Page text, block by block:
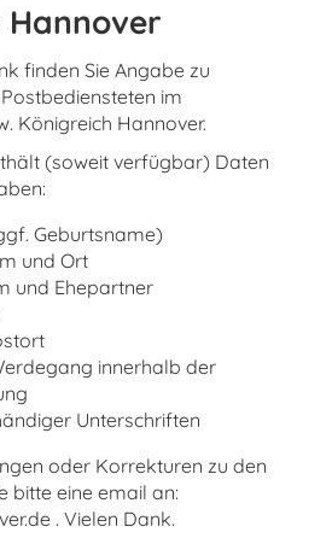
Hannover
finden Sie Angabe zu
im
Königreich Hannover.
(soweit verfügbar) Daten
Geburtsname)
und Ort
und Ehepartner
innerhalb der
Unterschriften
oder Korrekturen zu den
bitte eine email an:
. Vielen Dank.